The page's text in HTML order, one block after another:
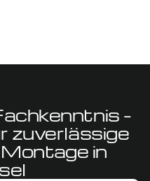
–
zuverlässige
in